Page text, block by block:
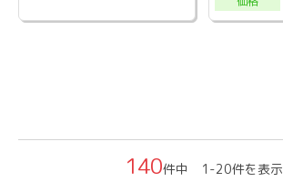
140件中 1-20件を表示